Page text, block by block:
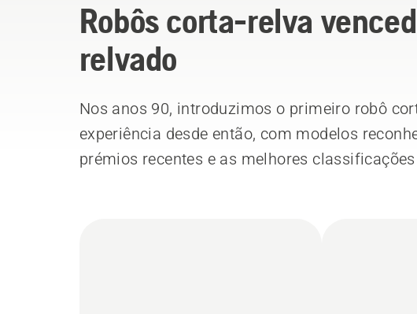
Robôs corta-relva
relvado
Nos anos 90, introduzimos o primeiro robô
experiência desde então, com modelos
prémios recentes e as melhores